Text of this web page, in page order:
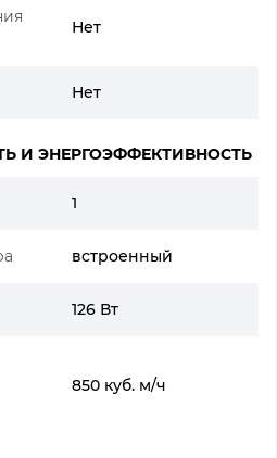
Нет
Нет
И ЭНЕРГОЭФФЕКТИВНОСТЬ
1
встроенный
126 Вт
850 куб. м/ч